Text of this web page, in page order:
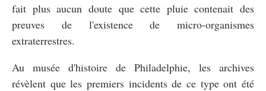
fait plus aucun doute que cette pluie contenait des
preuves de l'existence de micro-organismes
extraterrestres.
Au musée d'histoire de Philadelphie, les archives
révèlent que les premiers incidents de ce type ont été